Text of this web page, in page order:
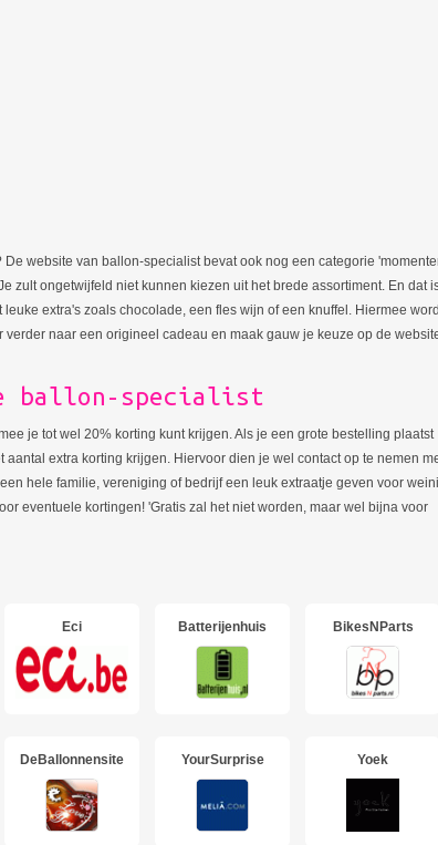
website van ballon-specialist bevat ook nog een categorie
zult ongetwijfeld niet kunnen kiezen uit het brede assortiment. En dat
extra's zoals chocolade, een fles wijn of een knuffel. Hiermee
naar een origineel cadeau en maak gauw je keuze op de
ballon-specialist
je tot wel 20% korting kunt krijgen. Als je een grote bestelling plaatst
extra korting krijgen. Hiervoor dien je wel contact op te nemen
hele familie, vereniging of bedrijf een leuk extraatje geven voor
eventuele kortingen! 'Gratis zal het niet worden, maar wel bijna voor
Eci Batterijenhuis BikesNParts
DeBallonnensite YourSurprise Yoek